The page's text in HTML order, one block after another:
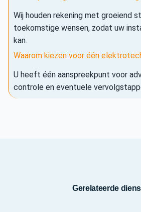
Wij houden rekening met groeiend
toekomstige wensen, zodat uw
kan.
Waarom kiezen voor één
U heeft één aanspreekpunt voor
controle en eventuele
Gerelateerde